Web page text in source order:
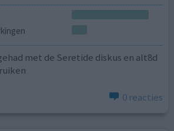
met de Seretide diskus en alt8d
0 reacties